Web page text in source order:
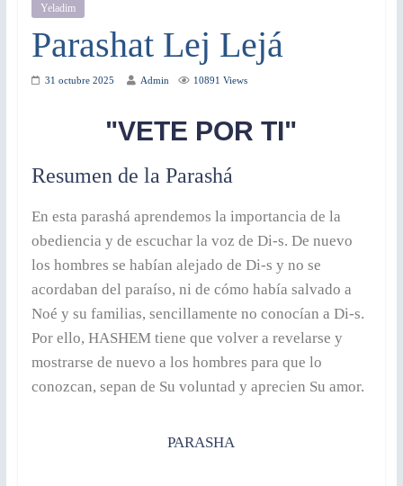
Yeladim
Parashat Lej Lejá
31 octubre 2025 Admin 10891 Views
"VETE POR TI"
Resumen de la Parashá
En esta parashá aprendemos la importancia de la
obediencia y de escuchar la voz de Di-s. De nuevo
los hombres se habían alejado de Di-s y no se
acordaban del paraíso, ni de cómo había salvado a
Noé y su familias, sencillamente no conocían a Di-s.
Por ello, HASHEM tiene que volver a revelarse y
mostrarse de nuevo a los hombres para que lo
conozcan, sepan de Su voluntad y aprecien Su amor.
PARASHA